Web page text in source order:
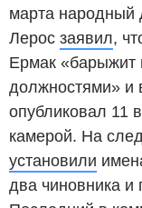
марта народный
Лерос заявил,
Ермак «барыжит
должностями» и
опубликовал 11
камерой. На
установили
два чиновника